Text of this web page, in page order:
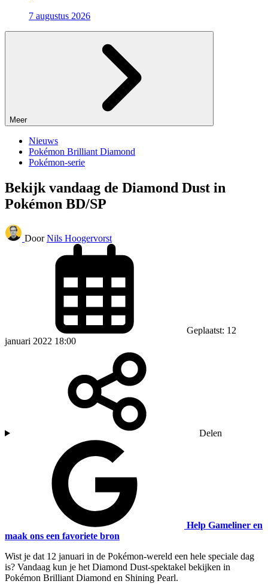
7 augustus 2026
Meer
Nieuws
Pokémon Brilliant Diamond
Pokémon-serie
Bekijk vandaag de Diamond Dust in
Pokémon BD/SP
Door Nils Hoogervorst
Geplaatst: 12
januari 2022 18:00
Delen
Help Gameliner en
maak ons een favoriete bron
Wist je dat 12 januari in de Pokémon-wereld een hele speciale dag
is? Vandaag kun je het Diamond Dust-spektakel bekijken in
Pokémon Brilliant Diamond en Shining Pearl.